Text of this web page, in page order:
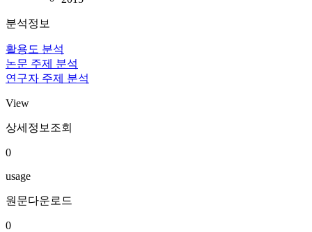
분석정보
활용도 분석
논문 주제 분석
연구자 주제 분석
View
상세정보조회
0
usage
원문다운로드
0